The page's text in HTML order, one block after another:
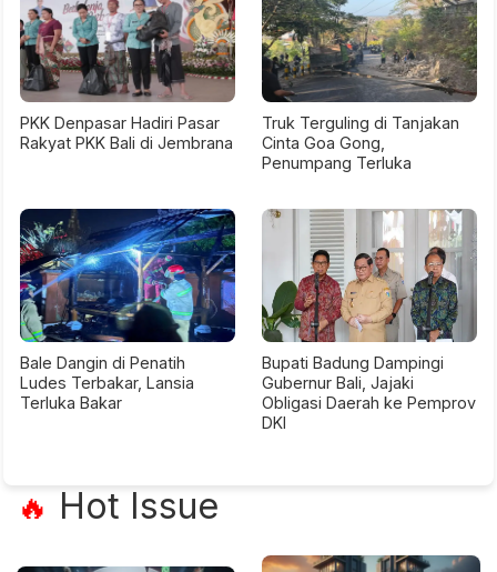
PKK Denpasar Hadiri Pasar
Rakyat PKK Bali di Jembrana
Truk Terguling di Tanjakan
Cinta Goa Gong,
Penumpang Terluka
Bale Dangin di Penatih
Ludes Terbakar, Lansia
Terluka Bakar
Bupati Badung Dampingi
Gubernur Bali, Jajaki
Obligasi Daerah ke Pemprov
DKI
🔥 Hot Issue